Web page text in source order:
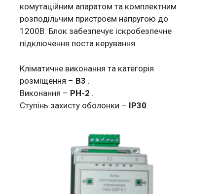
комутаційним апаратом та комплектним
розподільчим пристроєм напругою до
1200В. Блок забезпечує іскробезпечне
підключення поста керування.
Кліматичне виконання та категорія
розміщення – В3 .
Виконання – РН-2 .
Ступінь захисту оболонки – IР30.